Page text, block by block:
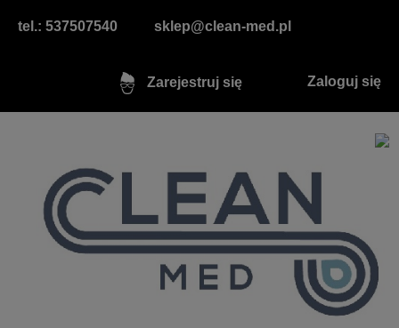
tel.: 537507540 sklep@clean-med.pl
Zarejestruj się Zaloguj się